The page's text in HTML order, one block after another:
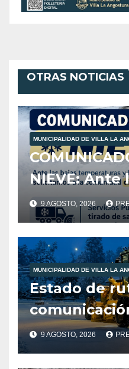
OTRAS NOTICIAS
MUNICIPALIDAD DE VILLA LA
NIEVE: Ante
presencia
calzada,
comunidad
9 AGOSTO, 2026
MUNICIPALIDAD DE VILLA LA
Estado de
localidad
9 AGOSTO, 2026